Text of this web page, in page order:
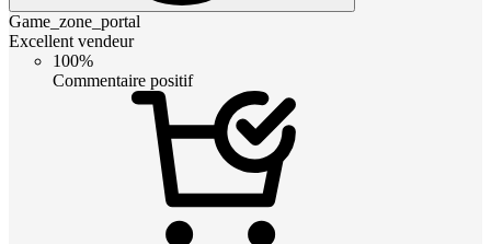
Game_zone_portal
Excellent vendeur
100%
Commentaire positif